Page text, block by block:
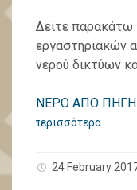
Δείτε
εργαστηριακών
νερού δικτύων
ΝΕΡΟ ΑΠΟ
περισσότερα
24 February